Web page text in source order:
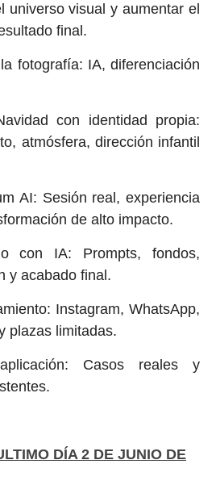
universo visual y aumentar el
final.
fotografía: IA, diferenciación
con identidad propia:
atmósfera, dirección infantil
AI: Sesión real, experiencia
de alto impacto.
con IA: Prompts, fondos,
y acabado final.
Instagram, WhatsApp,
plazas limitadas.
Casos reales y
DÍA 2 DE JUNIO DE